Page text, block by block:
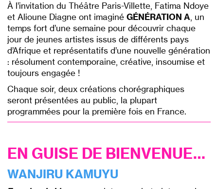
À l’invitation du Théâtre Paris-Villette, Fatima Ndoye
et Alioune Diagne ont imaginé GÉNÉRATION A, un
temps fort d’une semaine pour découvrir chaque
jour de jeunes artistes issus de différents pays
d’Afrique et représentatifs d’une nouvelle génération
: résolument contemporaine, créative, insoumise et
toujours engagée !
Chaque soir, deux créations chorégraphiques
seront présentées au public, la plupart
programmées pour la première fois en France.
EN GUISE DE BIENVENUE…
WANJIRU KAMUYU